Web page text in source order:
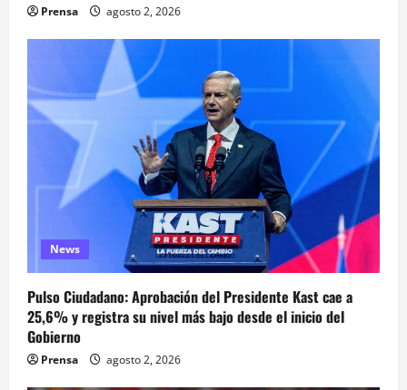
Prensa agosto 2, 2026
News
Pulso Ciudadano: Aprobación del Presidente Kast cae a
25,6% y registra su nivel más bajo desde el inicio del
Gobierno
Prensa agosto 2, 2026